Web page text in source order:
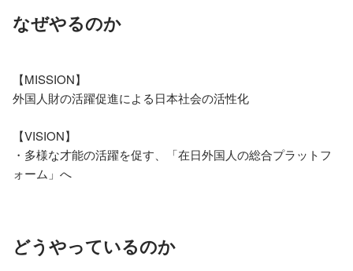
なぜやるのか
【MISSION】
外国人財の活躍促進による日本社会の活性化
【VISION】
・多様な才能の活躍を促す、「在日外国人の総合プラットフ
ォーム」へ
どうやっているのか